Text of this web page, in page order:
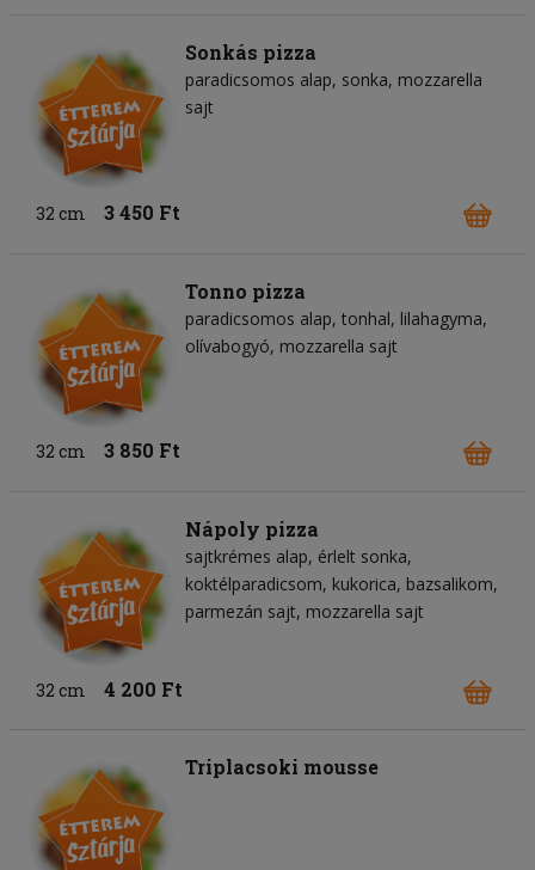
Sonkás pizza
paradicsomos alap sonka mozzarella
sajt
32 cm 3 450 Ft
Tonno pizza
paradicsomos alap tonhal lilahagyma
olívabogyó mozzarella sajt
32 cm 3 850 Ft
Nápoly pizza
sajtkrémes alap érlelt sonka
koktélparadicsom kukorica bazsalikom
parmezán sajt mozzarella sajt
32 cm 4 200 Ft
Triplacsoki mousse